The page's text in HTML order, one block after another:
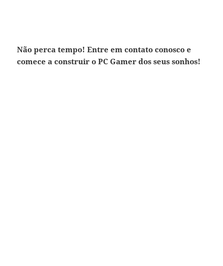
Não perca tempo! Entre em contato conosco e
comece a construir o PC Gamer dos seus sonhos!